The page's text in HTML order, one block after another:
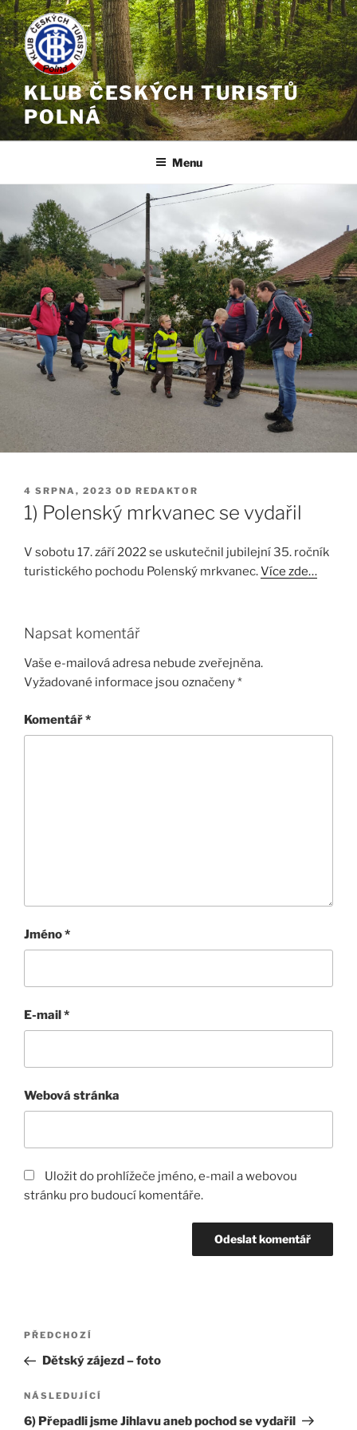
Přejít
k
obsahu
webu
KLUB ČESKÝCH TURISTŮ
POLNÁ
Menu
PUBLIKOVÁNO
4 SRPNA, 2023 OD REDAKTOR
1) Polenský mrkvanec se vydařil
V sobotu 17. září 2022 se uskutečnil jubilejní 35. ročník
turistického pochodu Polenský mrkvanec.Více zde…
Napsat komentář
Vaše e-mailová adresa nebude zveřejněna.
Vyžadované informace jsou označeny*
Komentář*
Jméno*
E-mail*
Webová stránka
Uložit do prohlížeče jméno, e-mail a webovou
stránku pro budoucí komentáře.
Navigace
příspěvek
Předchozí
příspěvek
PŘEDCHOZÍ
Dětský zájezd – foto
Následující
příspěvek
NÁSLEDUJÍCÍ
6) Přepadli jsme Jihlavu aneb pochod se vydařil